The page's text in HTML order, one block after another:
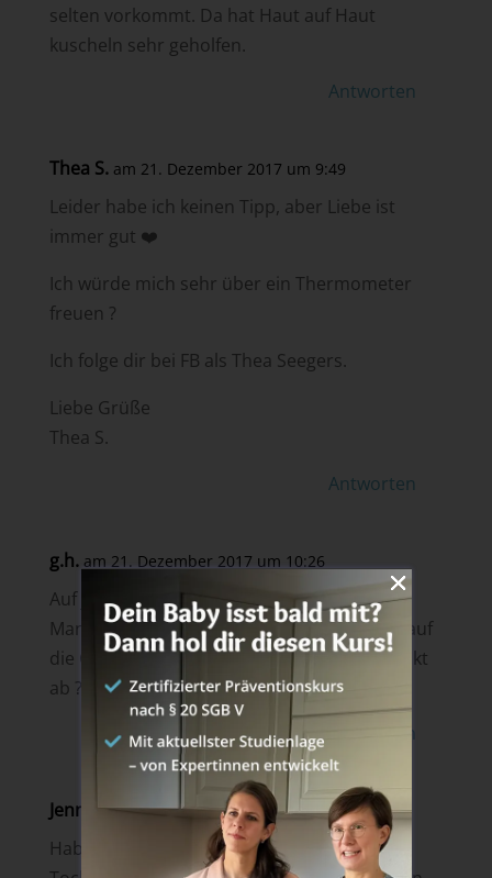
selten vorkommt. Da hat Haut auf Haut
kuscheln sehr geholfen.
Antworten
Thea S. am 21. Dezember 2017 um 9:49
Leider habe ich keinen Tipp, aber Liebe ist
immer gut ❤️
Ich würde mich sehr über ein Thermometer
freuen ?
Ich folge dir bei FB als Thea Seegers.
Liebe Grüße
Thea S.
Antworten
g.h. am 21. Dezember 2017 um 10:26
Auf jeden Fall ganz viel Nähe und kuscheln.
Manchmal wenns nachts ganz schlimm ist, auf
die Couch und kinder – DVD gucken, das lenkt
ab ?
Antworten
Jenny am 21. Dezember 2017 um 10:27
Hab noch keine Tipps, bis jetzt hatte meine